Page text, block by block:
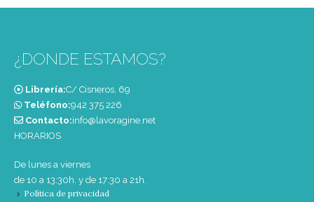
¿DONDE ESTAMOS?
Librería:C/ Cisneros, 69
Teléfono:‭942 375 226‬
Contacto:info@lavoragine.net
HORARIOS
De lunes a viernes
de 10 a 13:30h. y de 17:30 a 21h.
Política de privacidad